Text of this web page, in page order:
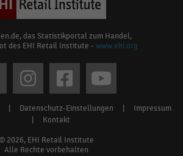
das Statistikportal zum Handel,
des EHI Retail Institute - www.ehi.org
2026, EHI Retail Institute
Alle Rechte vorbehalten
Datenschutz-Einstellungen
Impressum
Kontakt